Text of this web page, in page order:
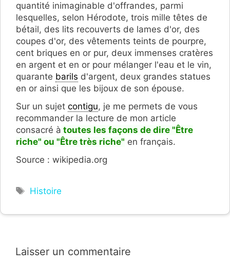
quantité inimaginable d'offrandes, parmi
lesquelles, selon Hérodote, trois mille têtes de
bétail, des lits recouverts de lames d'or, des
coupes d'or, des vêtements teints de pourpre,
cent briques en or pur, deux immenses cratères
en argent et en or pour mélanger l'eau et le vin,
quarante barils d'argent, deux grandes statues
en or ainsi que les bijoux de son épouse.
Sur un sujet contigu, je me permets de vous
recommander la lecture de mon article
consacré à toutes les façons de dire "Être
riche" ou "Être très riche" en français.
Source : wikipedia.org
Étiquettes
Histoire
Laisser un commentaire